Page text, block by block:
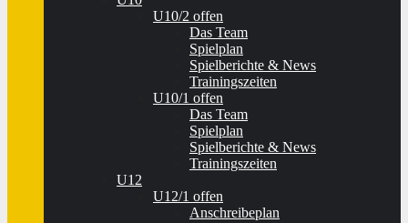
U10/2 offen
Das Team
Spielplan
Spielberichte & News
Trainingszeiten
U10/1 offen
Das Team
Spielplan
Spielberichte & News
Trainingszeiten
U12
U12/1 offen
Anschreibeplan